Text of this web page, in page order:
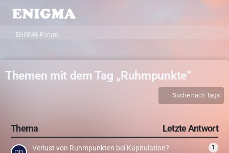
ENIGMA Forum
Themen mit dem Tag „Ruhmpunkte“
Suche nach Tags
Thema Letzte Antwort
Verlust von Ruhmpunkten bei Kapitulation?
1